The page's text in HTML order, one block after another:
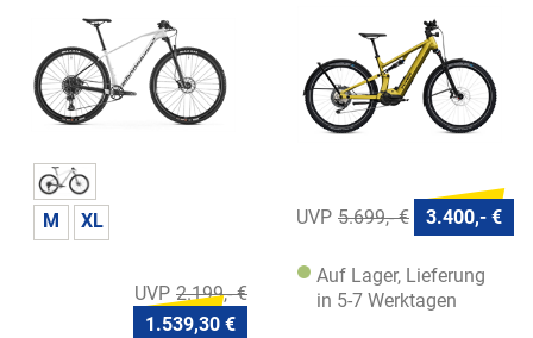
M XL
2.199,- €
1.539,30 €
5.699,- € 3.400,- €
Auf Lager, Lieferung
in 5-7 Werktagen